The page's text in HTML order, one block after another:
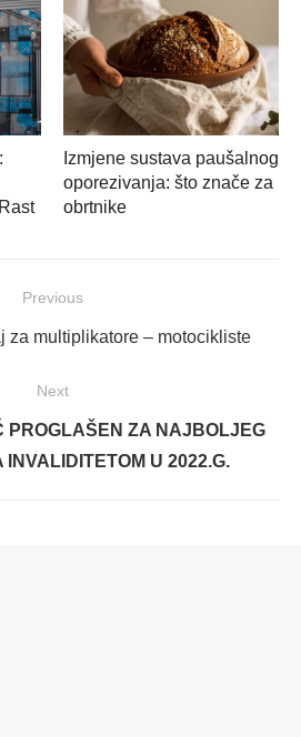
Izmjene sustava paušalnog
oporezivanja: što znače za
obrtnike
Previous
za multiplikatore – motocikliste
Next
PROGLAŠEN ZA NAJBOLJEG
INVALIDITETOM U 2022.G.